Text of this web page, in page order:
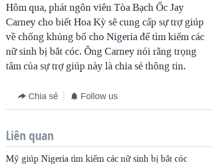
Hôm qua, phát ngôn viên Tòa Bạch Ốc Jay
Carney cho biết Hoa Kỳ sẽ cung cấp sự trợ giúp
về chống khủng bố cho Nigeria để tìm kiếm các
nữ sinh bị bắt cóc. Ông Carney nói rằng trọng
tâm của sự trợ giúp này là chia sẻ thông tin.
Chia sẻ Follow us
Liên quan
Mỹ giúp Nigeria tìm kiếm các nữ sinh bị bắt cóc